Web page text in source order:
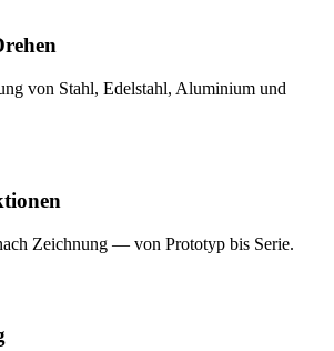
von Stahl, Edelstahl, Aluminium und
Zeichnung — von Prototyp bis Serie.